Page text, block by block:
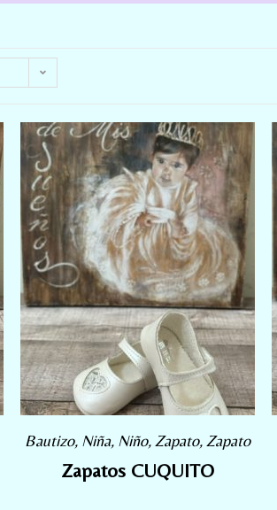
Bautizo, Niña, Niño, Zapato, Zapato
Zapatos CUQUITO